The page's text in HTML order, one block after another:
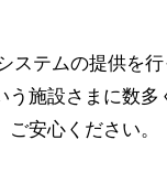
ステムの提供を
う施設さまに数多
安心ください。